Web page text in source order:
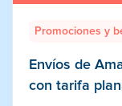
Promociones y
Envíos de
con tarifa